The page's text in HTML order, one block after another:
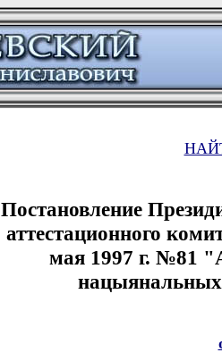
Постановление
аттестационного
мая 1997 г. №81